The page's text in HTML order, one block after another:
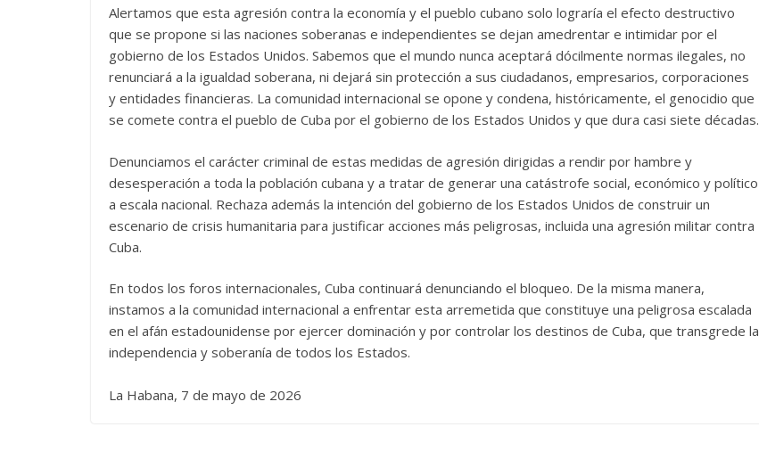
Alertamos que esta agresión contra la economía y el pueblo cubano solo lograría el efecto destructivo
que se propone si las naciones soberanas e independientes se dejan amedrentar e intimidar por el
gobierno de los Estados Unidos. Sabemos que el mundo nunca aceptará dócilmente normas ilegales, no
renunciará a la igualdad soberana, ni dejará sin protección a sus ciudadanos, empresarios, corporaciones
y entidades financieras. La comunidad internacional se opone y condena, históricamente, el genocidio que
se comete contra el pueblo de Cuba por el gobierno de los Estados Unidos y que dura casi siete décadas.
Denunciamos el carácter criminal de estas medidas de agresión dirigidas a rendir por hambre y
desesperación a toda la población cubana y a tratar de generar una catástrofe social, económico y político
a escala nacional. Rechaza además la intención del gobierno de los Estados Unidos de construir un
escenario de crisis humanitaria para justificar acciones más peligrosas, incluida una agresión militar contra
Cuba.
En todos los foros internacionales, Cuba continuará denunciando el bloqueo. De la misma manera,
instamos a la comunidad internacional a enfrentar esta arremetida que constituye una peligrosa escalada
en el afán estadounidense por ejercer dominación y por controlar los destinos de Cuba, que transgrede la
independencia y soberanía de todos los Estados.
La Habana, 7 de mayo de 2026